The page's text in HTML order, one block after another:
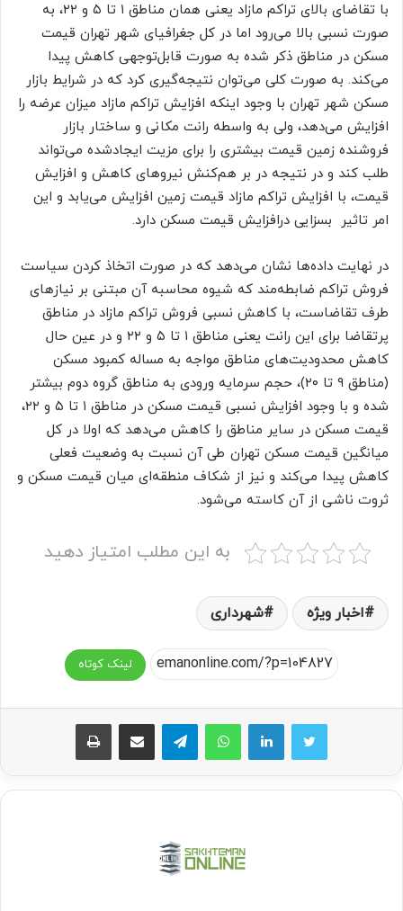
با تقاضای بالای تراکم‌‌‌ مازاد یعنی همان مناطق ۱ تا ۵ و ۲۲، به
صورت نسبی بالا می‌رود اما در کل جغرافیای شهر تهران قیمت
مسکن در مناطق ذکر شده به صورت قابل‌توجهی کاهش پیدا
می‌کند. به صورت کلی می‌توان نتیجه‌‌‌گیری کرد که در شرایط بازار
مسکن شهر تهران با وجود اینکه افزایش تراکم مازاد میزان عرضه را
افزایش می‌دهد، ولی به واسطه رانت مکانی و ساختار بازار
فروشنده زمین قیمت بیشتری را برای مزیت ایجادشده می‌تواند
طلب کند و در نتیجه در بر هم‌‌‌کنش نیروهای کاهش و افزایش
قیمت، با افزایش تراکم مازاد قیمت زمین افزایش می‌‌‌یابد و این
امر تاثیر بسزایی درافزایش قیمت مسکن دارد.
در نهایت داده‌‌‌ها نشان می‌دهد که در صورت اتخاذ کردن سیاست
فروش تراکم ضابطه‌‌‌مند که شیوه محاسبه آن مبتنی بر نیازهای
طرف تقاضاست، با کاهش نسبی فروش تراکم مازاد در مناطق
پرتقاضا برای این رانت یعنی مناطق ۱ تا ۵ و ۲۲ و در عین حال
کاهش محدودیت‌های مناطق مواجه به مساله کمبود مسکن
(مناطق ۹ تا ۲۰)، حجم سرمایه ورودی به مناطق گروه دوم بیشتر
شده و با وجود افزایش نسبی قیمت مسکن در مناطق ۱ تا ۵ و ۲۲،
قیمت مسکن در سایر مناطق را کاهش می‌دهد که اولا در کل
میانگین قیمت مسکن تهران طی آن نسبت به وضعیت فعلی
کاهش پیدا می‌کند و نیز از شکاف منطقه‌‌‌ای میان قیمت مسکن و
ثروت ناشی از آن کاسته می‌شود.
به این مطلب امتیاز دهید
اخبار ویژه شهرداری‌
لینک کوتاه
واتس آپ تلگرام اشتراک گذاری از طریق ایمیل چاپ